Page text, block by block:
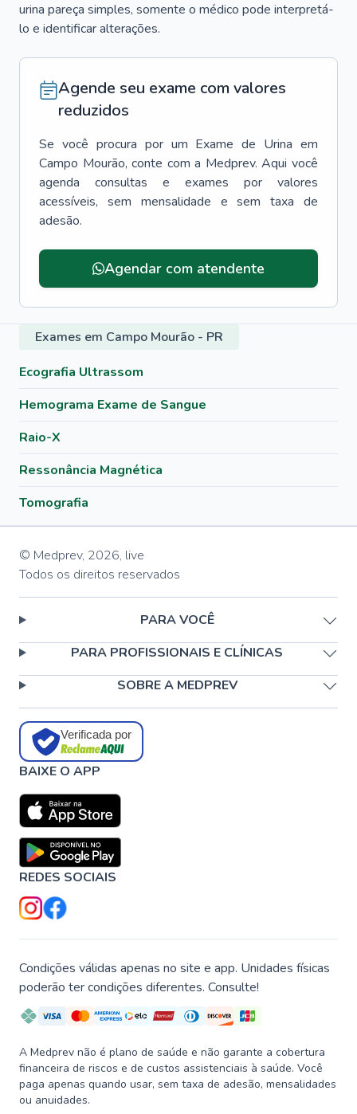
urina pareça simples, somente o médico pode interpretá-
lo e identificar alterações.
Agende seu exame com valores
reduzidos
Se você procura por um Exame de Urina em
Campo Mourão, conte com a Medprev. Aqui você
agenda consultas e exames por valores
acessíveis, sem mensalidade e sem taxa de
adesão.
Agendar com atendente
Exames em Campo Mourão - PR
Ecografia Ultrassom
Hemograma Exame de Sangue
Raio-X
Ressonância Magnética
Tomografia
© Medprev, 2026, live
Todos os direitos reservados
PARA VOCÊ
PARA PROFISSIONAIS E CLÍNICAS
SOBRE A MEDPREV
Verificada por
BAIXE O APP
REDES SOCIAIS
Condições válidas apenas no site e app. Unidades físicas
poderão ter condições diferentes. Consulte!
A Medprev não é plano de saúde e não garante a cobertura
financeira de riscos e de custos assistenciais à saúde. Você
paga apenas quando usar, sem taxa de adesão, mensalidades
ou anuidades.